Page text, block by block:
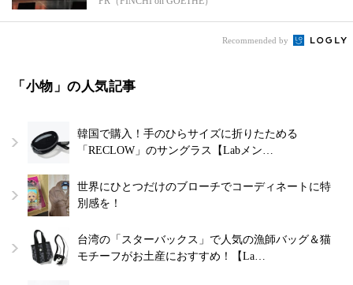
Recommended by
「小物」の人気記事
韓国で購入！手のひらサイズに折りたためる
「RECLOW」のサングラス【Labメン…
世界にひとつだけのブローチでコーディネートに特
別感を！
台湾の「スターバックス」で人気の漁師バッグ＆猫
モチーフがお土産におすすめ！【La…